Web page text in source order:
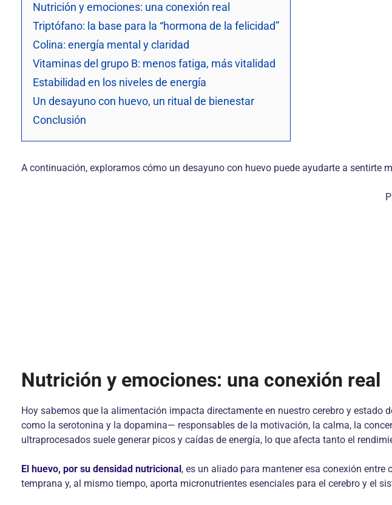
Nutrición y emociones: una conexión real
Triptófano: la base para la “hormona de la felicidad”
Colina: energía mental y claridad
Vitaminas del grupo B: menos fatiga, más vitalidad
Estabilidad en los niveles de energía
Un desayuno con huevo, un ritual de bienestar
Conclusión
A continuación, exploramos cómo un desayuno con huevo puede ayudarte a sentirte
Nutrición y emociones: una conexión real
Hoy sabemos que la alimentación impacta directamente en nuestro cerebro y
como la serotonina y la dopamina— responsables de la motivación, la calma, la
ultraprocesados suele generar picos y caídas de energía, lo que afecta tanto el
El huevo, por su densidad nutricional, es un aliado para mantener esa conexión
temprana y, al mismo tiempo, aporta micronutrientes esenciales para el cerebro y el